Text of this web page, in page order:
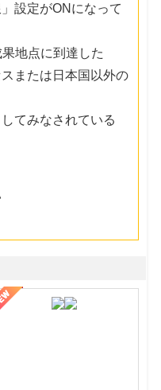
設定がONになって
地点に到達した
または日本国以外の
てみなされている